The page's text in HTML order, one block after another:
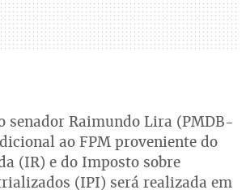
senador Raimundo Lira (PMDB-
ao FPM proveniente do
(IR) e do Imposto sobre
(IPI) será realizada em